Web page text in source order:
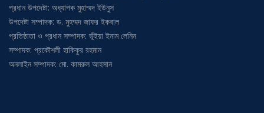
প্রধান উপদেষ্টা: অধ্যাপক মুহাম্মদ ইউনুস
উপদেষ্টা সম্পাদক: ড. মুহম্মদ জাফর ইকবাল
প্রতিষ্ঠাতা ও প্রধান সম্পাদক: ভূঁইয়া ইনাম লেনিন
সম্পাদক: প্রকৌশলী হাকিকুর রহমান
অনলাইন সম্পাদক: মো. কামরুল আহসান